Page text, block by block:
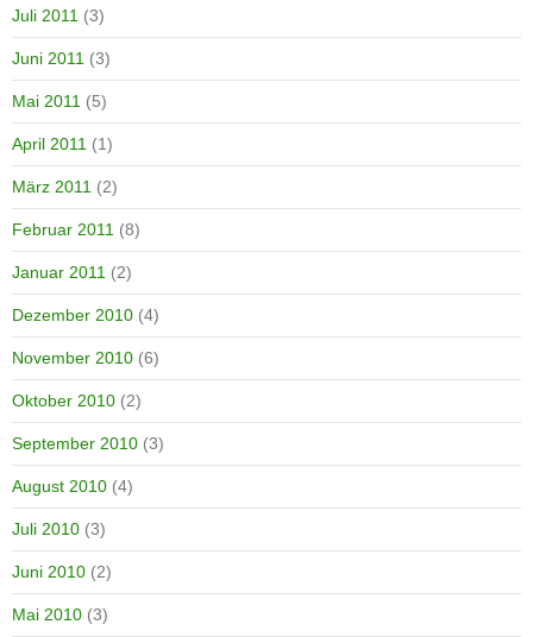
Juli 2011 (3)
Juni 2011 (3)
Mai 2011 (5)
April 2011 (1)
März 2011 (2)
Februar 2011 (8)
Januar 2011 (2)
Dezember 2010 (4)
November 2010 (6)
Oktober 2010 (2)
September 2010 (3)
August 2010 (4)
Juli 2010 (3)
Juni 2010 (2)
Mai 2010 (3)